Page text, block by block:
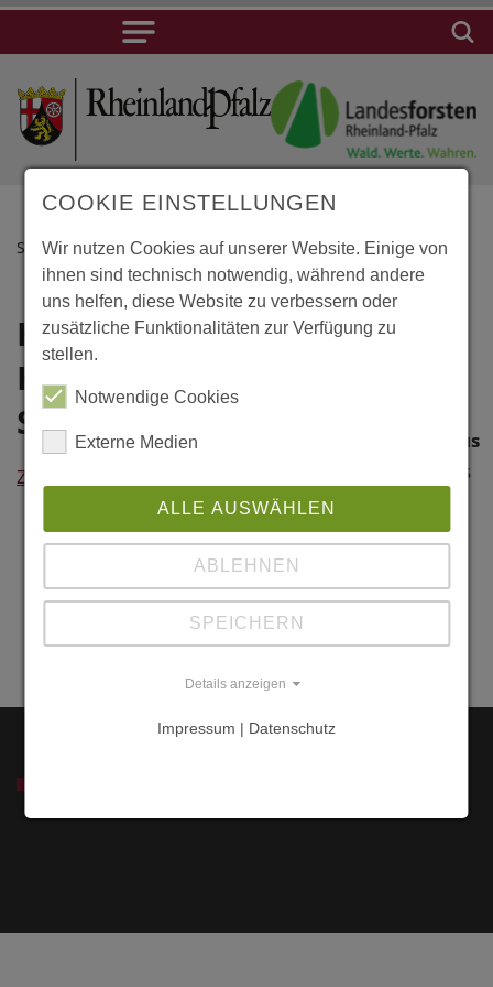
STARTSEITE
Hasselfelde,
Harzköhlerei
Stemberghaus
Zurück
Lage
Stemberghaus
Stemberghaus
38899
Brocken -
COOKIE EINSTELLUNGEN
Wir nutzen Cookies auf unserer Website. Einige von
ihnen sind technisch notwendig, während andere
uns helfen, diese Website zu verbessern oder
zusätzliche Funktionalitäten zur Verfügung zu
stellen.
Notwendige Cookies
Externe Medien
ALLE AUSWÄHLEN
ABLEHNEN
SPEICHERN
Details anzeigen
Impressum | Datenschutz